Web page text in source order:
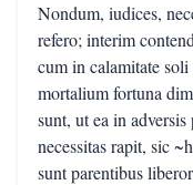
Nondum, iudices,
refero; interim
cum in calamitate soli
mortalium fortuna
sunt, ut ea in
necessitas rapit, sic
sunt parentibus